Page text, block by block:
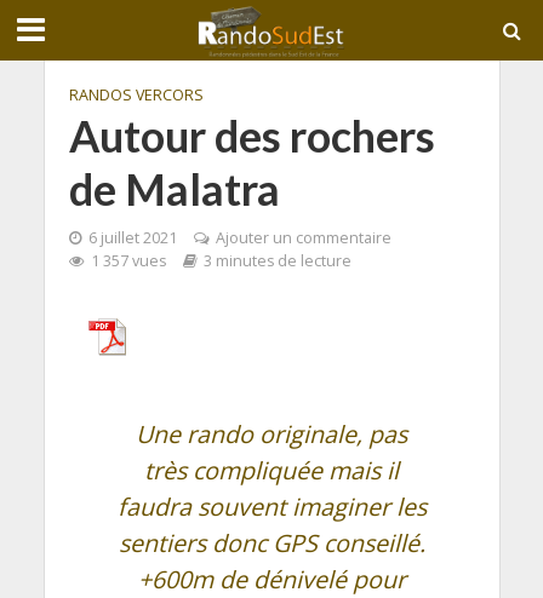
RANDOS VERCORS
Autour des rochers
de Malatra
6 juillet 2021
Ajouter un commentaire
1 357 vues
3 minutes de lecture
Une rando originale, pas
très compliquée mais il
faudra souvent imaginer les
sentiers donc GPS conseillé.
+600m de dénivelé pour